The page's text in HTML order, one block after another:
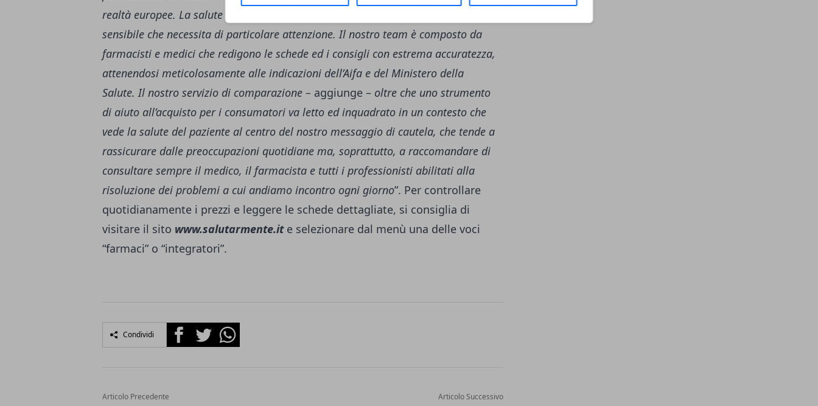
realtà europee. La salute
sensibile che necessita di particolare attenzione. Il nostro team è composto da
farmacisti e medici che redigono le schede ed i consigli con estrema accuratezza,
attenendosi meticolosamente alle indicazioni dell’Aifa e del Ministero della
Salute. Il nostro servizio di comparazione – aggiunge – oltre che uno strumento
di aiuto all’acquisto per i consumatori va letto ed inquadrato in un contesto che
vede la salute del paziente al centro del nostro messaggio di cautela, che tende a
rassicurare dalle preoccupazioni quotidiane ma, soprattutto, a raccomandare di
consultare sempre il medico, il farmacista e tutti i professionisti abilitati alla
risoluzione dei problemi a cui andiamo incontro ogni giorno”. Per controllare
quotidianamente i prezzi e leggere le schede dettagliate, si consiglia di
visitare il sito www.salutarmente.ite selezionare dal menù una delle voci
“farmaci” o “integratori”.
Condividi FacebookTwitterWhatsapp
Articolo Precedente Articolo Successivo